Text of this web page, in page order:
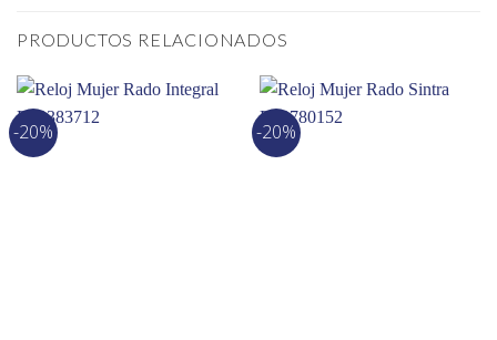
PRODUCTOS RELACIONADOS
-20% -20%